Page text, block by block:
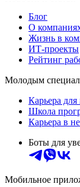
Блог
О
Жизнь в
ИТ-проекты
Рейтинг
Молодым
Карьера
Школа
Карьера в
Боты для
Мобильное